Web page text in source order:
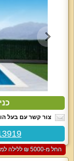
צור קשר עם בעל
055-
החל מ-‏5000 ₪ ללילה למזמינים 2 לילות בסופ"ש הקרוב